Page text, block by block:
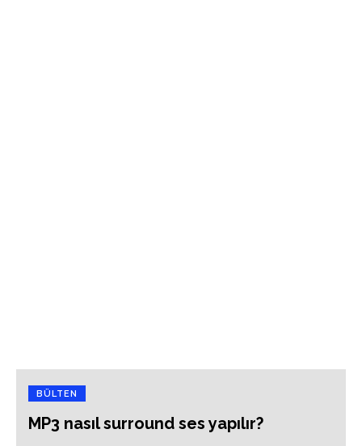
BÜLTEN
MP3 nasıl surround ses yapılır?